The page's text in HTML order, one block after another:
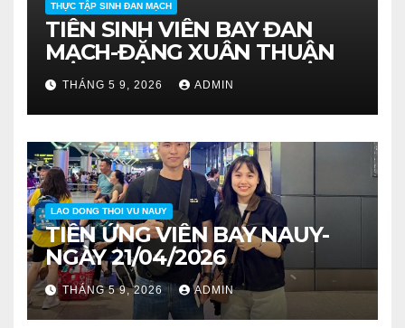
THỰC TẬP SINH ĐAN MẠCH
TIỄN SINH VIÊN BAY ĐAN
MẠCH-ĐẶNG XUÂN THUẬN
THÁNG 5 9, 2026 ADMIN
LAO DONG THOI VU NAUY
TIỄN ỨNG VIÊN BAY NAUY-
NGÀY 21/04/2026
THÁNG 5 9, 2026 ADMIN